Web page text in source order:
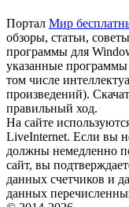
Портал Мир
обзоры, статьи,
программы для
указанные программы
том числе
произведений).
правильный ход.
На сайте
LiveInternet. Если вы
должны немедленно
сайт, вы
данных счетчиков и
данных